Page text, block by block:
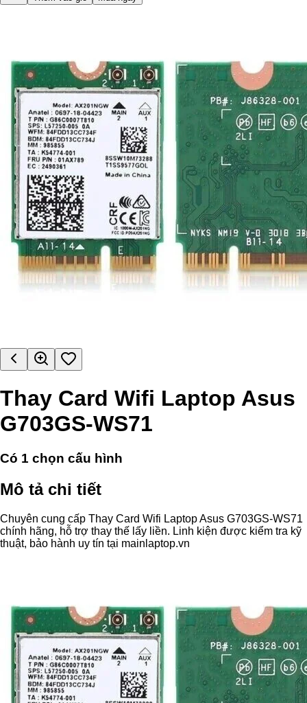
Thay Card Wifi Laptop Asus
G703GS-WS71
Có 1 chọn cấu hình
Mô tả chi tiết
Chuyên cung cấp Thay Card Wifi Laptop Asus G703GS-WS71
chính hãng, hỗ trợ thay thế lấy liền. Linh kiện được kiểm tra kỹ
thuật, bảo hành uy tín tại mainlaptop.vn